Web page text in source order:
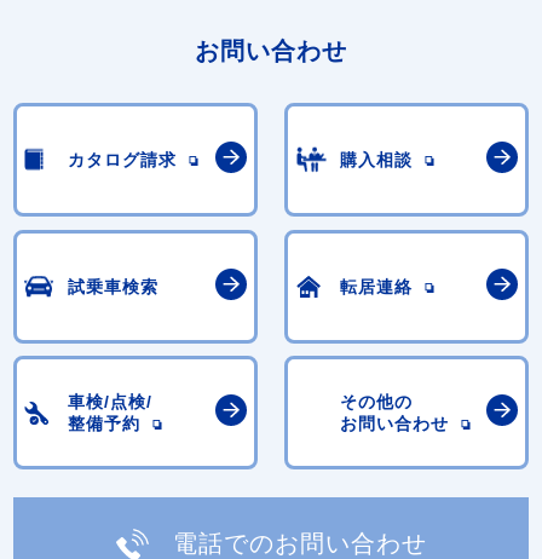
お問い合わせ
カタログ請求 購入相談
試乗車検索 転居連絡
車検/点検/
整備予約
その他の
お問い合わせ
電話でのお問い合わせ